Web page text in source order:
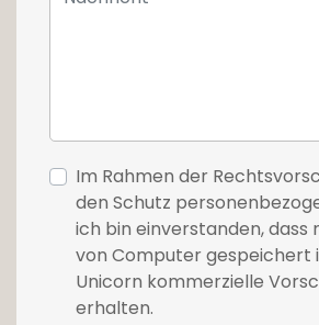
Im Rahmen der
den Schutz
ich bin einverstanden, dass
von Computer gespeichert
Unicorn kommerzielle
erhalten.